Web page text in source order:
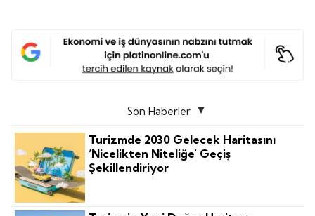
Son Haberler
Turizmde 2030 Gelecek Haritasını
‘nicelikten Niteliğe' Geçiş
Şekillendiriyor